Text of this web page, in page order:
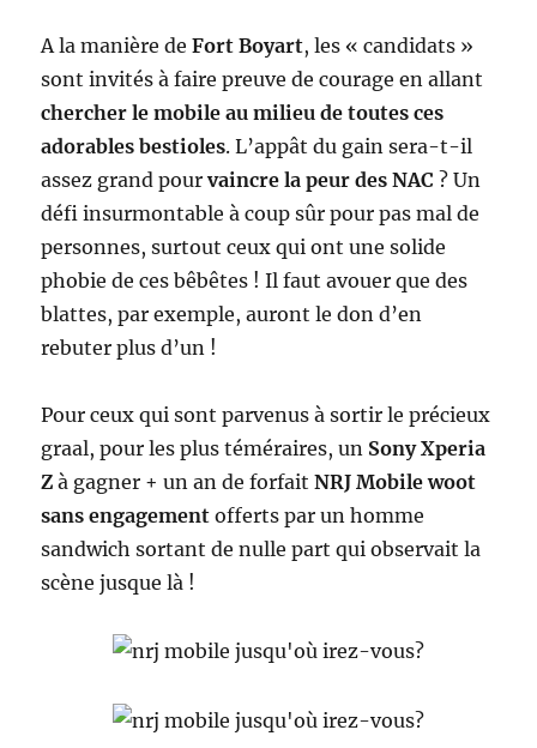
A la manière deFort Boyart, les « candidats »
sont invités à faire preuve de courage en allant
chercher le mobile au milieu de toutes ces
adorables bestioles. L’appât du gain sera-t-il
assez grand pourvaincre la peur des NAC ? Un
défi insurmontable à coup sûr pour pas mal de
personnes, surtout ceux qui ont une solide
phobie de ces bêbêtes ! Il faut avouer que des
blattes, par exemple, auront le don d’en
rebuter plus d’un !
Pour ceux qui sont parvenus à sortir le précieux
graal, pour les plus téméraires, un Sony Xperia
Z à gagner + un an de forfaitNRJ Mobile woot
sans engagement offerts par un homme
sandwich sortant de nulle part qui observait la
scène jusque là !